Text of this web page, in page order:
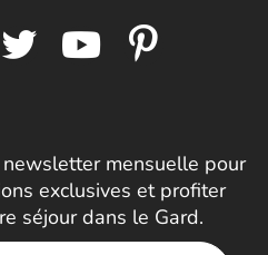
mensuelle pour
exclusives et profiter
séjour dans le Gard.